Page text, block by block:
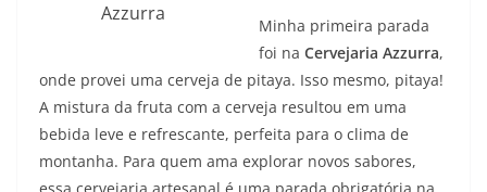
Azzurra
Minha primeira parada
foi na Cervejaria Azzurra,
onde provei uma cerveja de pitaya. Isso mesmo, pitaya!
A mistura da fruta com a cerveja resultou em uma
bebida leve e refrescante, perfeita para o clima de
montanha. Para quem ama explorar novos sabores,